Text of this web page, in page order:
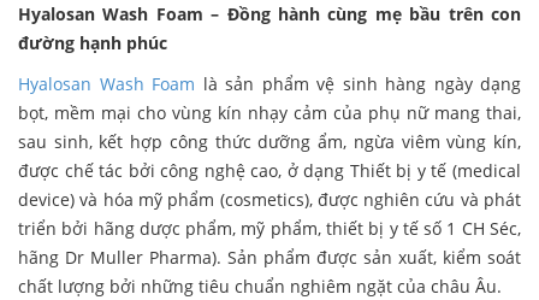
Hyalosan Wash Foam – Đồng hành cùng mẹ bầu trên con
đường hạnh phúc
Hyalosan Wash Foam là sản phẩm vệ sinh hàng ngày dạng
bọt, mềm mại cho vùng kín nhạy cảm của phụ nữ mang thai,
sau sinh, kết hợp công thức dưỡng ẩm, ngừa viêm vùng kín,
được chế tác bởi công nghệ cao, ở dạng Thiết bị y tế (medical
device) và hóa mỹ phẩm (cosmetics), được nghiên cứu và phát
triển bởi hãng dược phẩm, mỹ phẩm, thiết bị y tế số 1 CH Séc,
hãng Dr Muller Pharma). Sản phẩm được sản xuất, kiểm soát
chất lượng bởi những tiêu chuẩn nghiêm ngặt của châu Âu.